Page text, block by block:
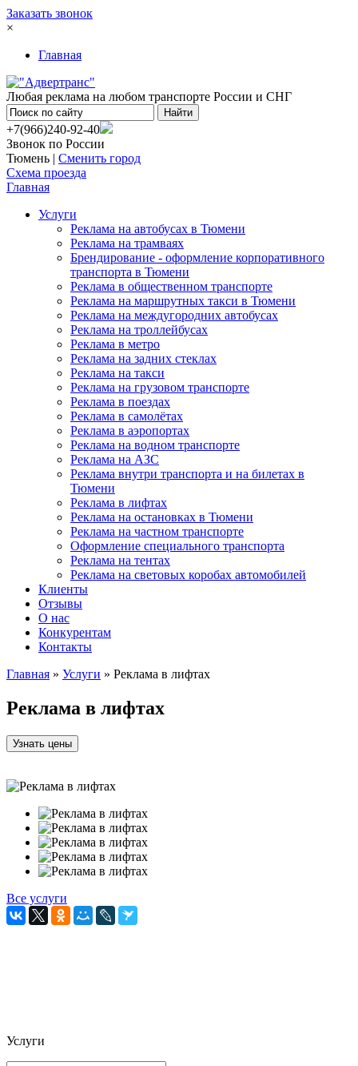
Заказать звонок
×
Главная
Любая реклама на любом транспорте России и СНГ
+7(966)240-92-40
Звонок по России
Тюмень | Сменить город
Схема проезда
Главная
Услуги
Реклама на автобусах в Тюмени
Реклама на трамваях
Брендирование - оформление корпоративного
транспорта в Тюмени
Реклама в общественном транспорте
Реклама на маршрутных такси в Тюмени
Реклама на междугородних автобусах
Реклама на троллейбусах
Реклама в метро
Реклама на задних стеклах
Реклама на такси
Реклама на грузовом транспорте
Реклама в поездах
Реклама в самолётах
Реклама в аэропортах
Реклама на водном транспорте
Реклама на АЗС
Реклама внутри транспорта и на билетах в
Тюмени
Реклама в лифтах
Реклама на остановках в Тюмени
Реклама на частном транспорте
Оформление специального транспорта
Реклама на тентах
Реклама на световых коробах автомобилей
Клиенты
Отзывы
О нас
Конкурентам
Контакты
Главная » Услуги » Реклама в лифтах
Реклама в лифтах
Все услуги
Услуги